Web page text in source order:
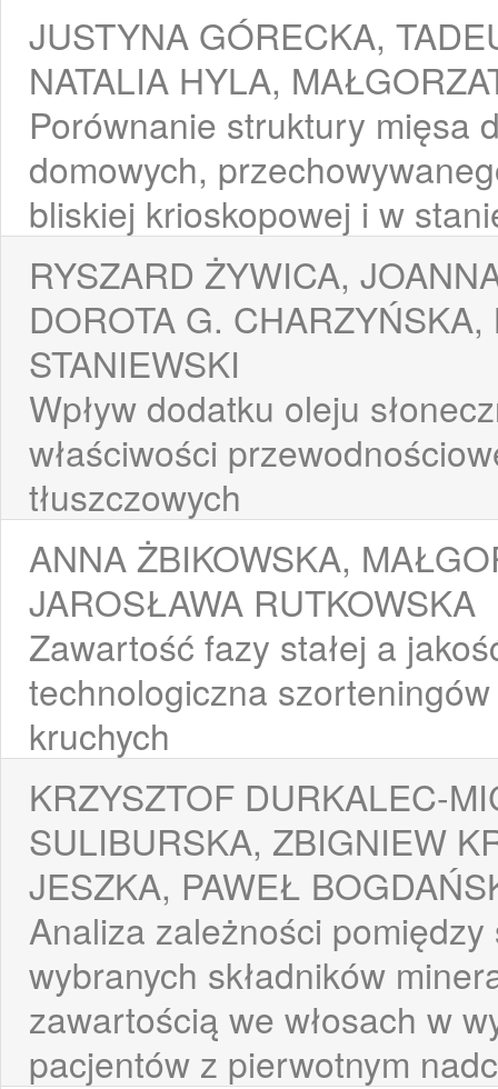
JUSTYNA GÓRECKA,
NATALIA HYLA,
Porównanie struktury mięsa
domowych,
bliskiej krioskopowej i w
RYSZARD ŻYWICA,
DOROTA G.
STANIEWSKI
Wpływ dodatku oleju
właściwości
tłuszczowych
ANNA ŻBIKOWSKA,
JAROSŁAWA RUTKOWSKA
Zawartość fazy stałej a
technologiczna
kruchych
KRZYSZTOF DURKALEC-
SULIBURSKA, ZBIGNIEW
JESZKA, PAWEŁ
Analiza zależności pomiędzy
wybranych składników
zawartością we włosach w
pacjentów z pierwotnym